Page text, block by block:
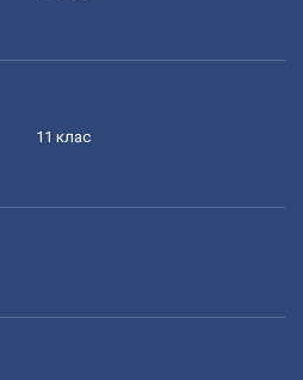
11 клас